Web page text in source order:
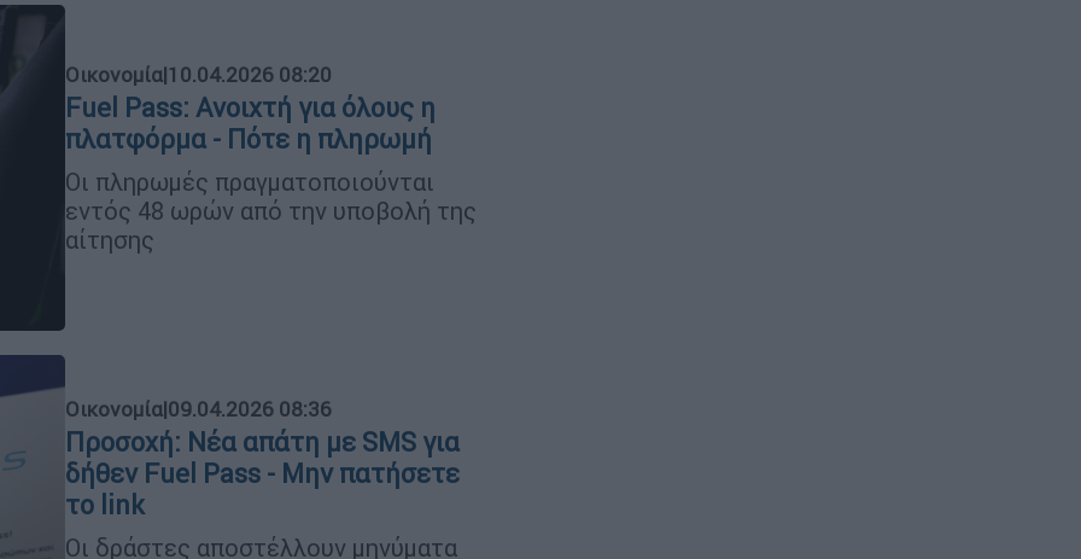
Οικονομία|10.04.2026 08:20
Fuel Pass: Ανοιχτή για όλους η
πλατφόρμα - Πότε η πληρωμή
Οι πληρωμές πραγματοποιούνται
εντός 48 ωρών από την υποβολή της
αίτησης
Οικονομία|09.04.2026 08:36
Προσοχή: Νέα απάτη με SMS για
δήθεν Fuel Pass - Μην πατήσετε
το link
Οι δράστες αποστέλλουν μηνύματα